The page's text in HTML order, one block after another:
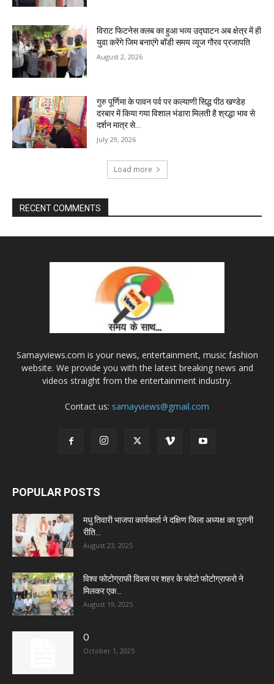
विराट फिटनेस क्लब का हुआ भव्य उद्घाटन अब क्षेत्र में ही
युवा करेंगे जिम बनाएंगे बॉडी समय व्यूज गौरव प्रजापति
August 2, 2026
गुरु पूर्णिमा के पावन पर्व पर कल्याणी सिद्ध पीठ खण्डेह
दरबार में किया गया विशाल भंडारा मिलती है श्रद्धा भाव से
दर्शन मात्र से...
July 29, 2026
Load more
RECENT COMMENTS
Samayviews.com is your news, entertainment, music fashion
website. We provide you with the latest breaking news and
videos straight from the entertainment industry.
Contact us: samayviews@gmail.com
POPULAR POSTS
मधु तिवारी भाजपा कार्यकर्ता ने दक्षिण जिला अध्यक्ष का पुरानी
रीति...
August 23, 2025
विश्व फोटोग्राफी दिवस पर शहर के फोटो फोटोग्राफरो ने
मिलकर एक...
August 19, 2025
O
October 1, 2025